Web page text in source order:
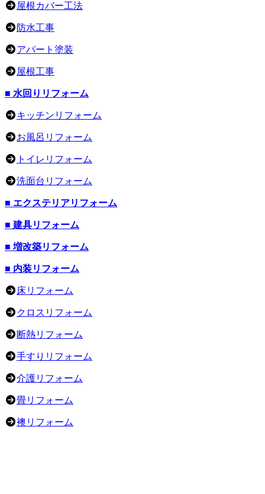
屋根カバー工法
防水工事
アパート塗装
屋根工事
■ 水回りリフォーム
キッチンリフォーム
お風呂リフォーム
トイレリフォーム
洗面台リフォーム
■ エクステリアリフォーム
■ 建具リフォーム
■ 増改築リフォーム
■ 内装リフォーム
床リフォーム
クロスリフォーム
断熱リフォーム
手すりリフォーム
介護リフォーム
畳リフォーム
襖リフォーム